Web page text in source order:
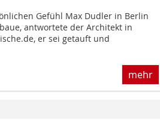
Gefühl Max Dudler in Berlin
antwortete der Architekt in
er sei getauft und
mehr